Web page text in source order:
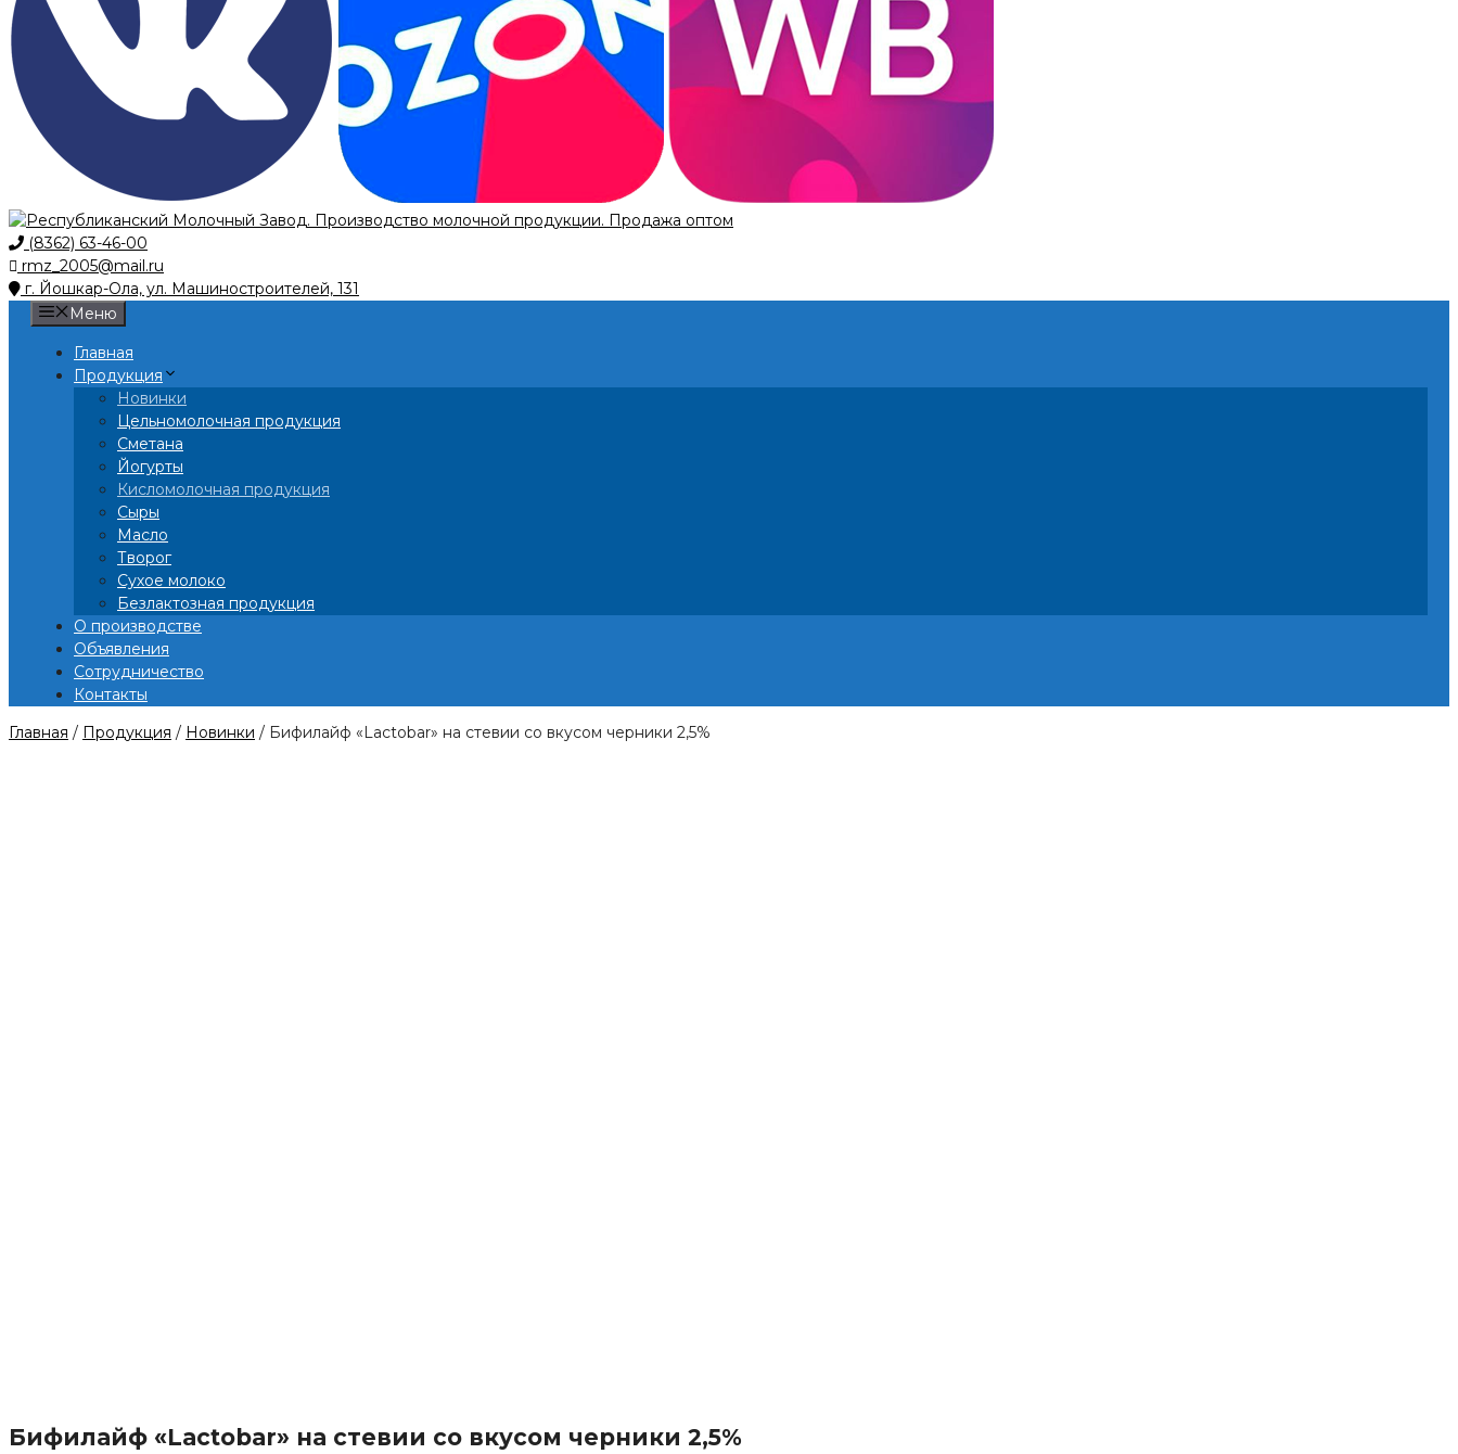
(8362) 63-46-00
rmz_2005@mail.ru
г. Йошкар-Ола, ул. Машиностроителей, 131
Меню
Главная
Продукция
Новинки
Цельномолочная продукция
Сметана
Йогурты
Кисломолочная продукция
Сыры
Масло
Творог
Сухое молоко
Безлактозная продукция
О производстве
Объявления
Сотрудничество
Контакты
Главная / Продукция / Новинки / Бифилайф «Lactobar» на стевии со вкусом черники 2,5%
Бифилайф «Lactobar» на стевии со вкусом черники 2,5%